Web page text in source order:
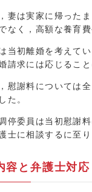
妻は実家に帰った
なく，高額な養育
当初離婚を考えて
請求には応じること
慰謝料については
た。
停委員は当初慰謝
士に相談するに至り
容と弁護士対応